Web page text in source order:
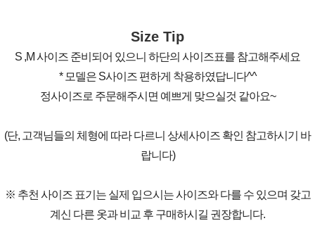
Size Tip
S ,M 사이즈 준비되어 있으니 하단의 사이즈표를 참고해주세요
* 모델은 S사이즈 편하게 착용하였답니다^^
정사이즈로 주문해주시면 예쁘게 맞으실것 같아요~
(단, 고객님들의 체형에 따라 다르니 상세사이즈 확인 참고하시기 바
랍니다)
※ 추천 사이즈 표기는 실제 입으시는 사이즈와 다를 수 있으며 갖고
계신 다른 옷과 비교 후 구매하시길 권장합니다.